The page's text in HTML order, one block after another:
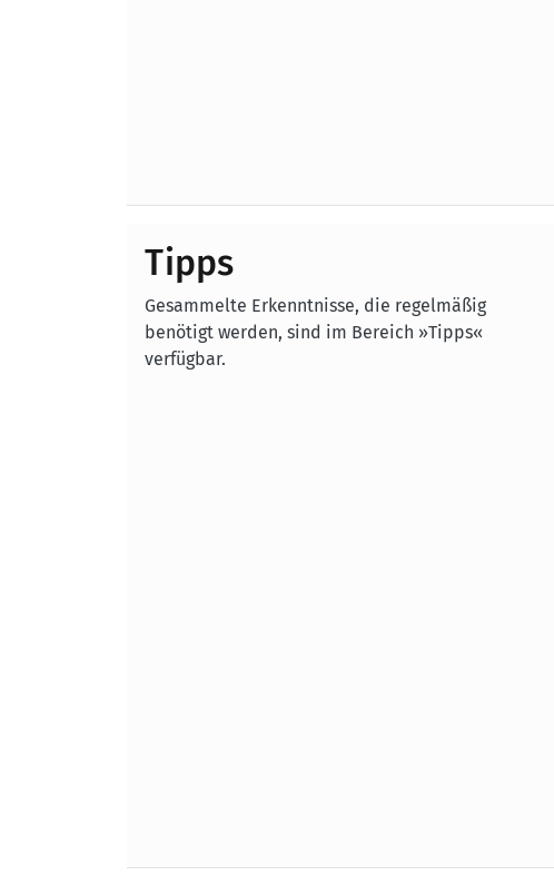
Tipps
Gesammelte Erkenntnisse, die regelmäßig
benötigt werden, sind im Bereich »Tipps«
verfügbar.